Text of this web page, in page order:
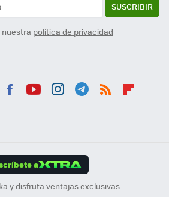
SUSCRIBIR
política de privacidad
a
y disfruta ventajas exclusivas